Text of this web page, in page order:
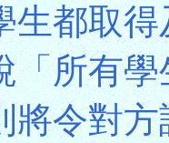
生都取
「所有
將令對